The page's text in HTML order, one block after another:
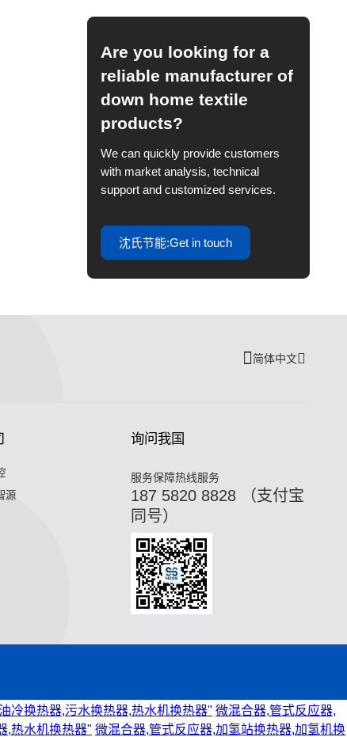
Are you looking for a
reliable manufacturer of
down home textile
products?
We can quickly provide customers
with market analysis, technical
support and customized services.
沈氏节能:Get in touch
简体中文
源
询问我国
服务保障热线服务
187 5820 8828 （支付宝
同号）
冷换热器,污水换热器,热水机换热器" 微混合器,管式反应器,
,热水机换热器" 微混合器,管式反应器,加氢站换热器,加氢机换